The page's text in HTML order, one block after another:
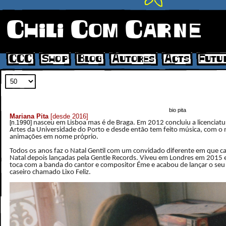
Chili Com Carne
CCC Shop Blog Autores Acts
bio pita
Mariana Pita [desde 2016]
[n.1990] nasceu em Lisboa mas é de Braga. Em 2012 concluiu a
Artes da Universidade do Porto e desde então tem feito música, com o
animações em nome próprio.
Todos os anos faz o Natal Gentil com um convidado diferente em que
Natal depois lançadas pela Gentle Records. Viveu em Londres em 2015
toca com a banda do cantor e compositor Éme e acabou de lançar o
caseiro chamado Lixo Feliz.